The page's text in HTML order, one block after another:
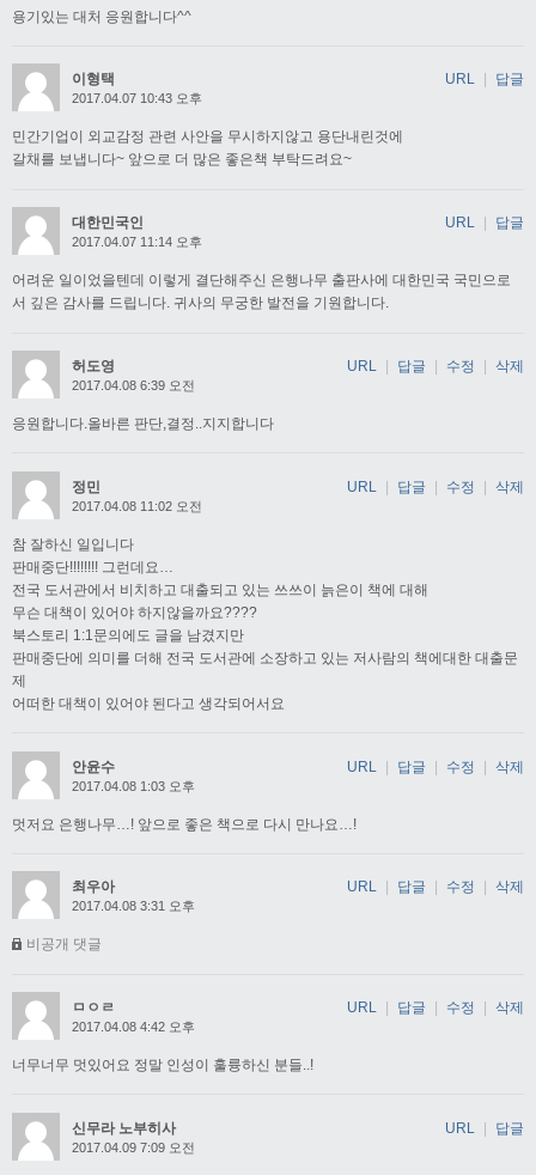
용기있는 대처 응원합니다^^
이형택
2017.04.07 10:43 오후
민간기업이 외교감정 관련 사안을 무시하지않고 용단내린것에
갈채를 보냅니다~ 앞으로 더 많은 좋은책 부탁드려요~
URL 답글
대한민국인
2017.04.07 11:14 오후
어려운 일이었을텐데 이렇게 결단해주신 은행나무 출판사에 대한민국 국민으로
서 깊은 감사를 드립니다. 귀사의 무궁한 발전을 기원합니다.
URL 답글
허도영
2017.04.08 6:39 오전
응원합니다.올바른 판단,결정..지지합니다
URL 답글 수정 삭제
정민
2017.04.08 11:02 오전
참 잘하신 일입니다
판매중단!!!!!!!! 그런데요…
전국 도서관에서 비치하고 대출되고 있는 쓰쓰이 늙은이 책에 대해
무슨 대책이 있어야 하지않을까요????
북스토리 1:1문의에도 글을 남겼지만
판매중단에 의미를 더해 전국 도서관에 소장하고 있는 저사람의 책에대한 대출문
제
어떠한 대책이 있어야 된다고 생각되어서요
URL | 답글 | 수정 | 삭제
안윤수
2017.04.08 1:03 오후
멋저요 은행나무…! 앞으로 좋은 책으로 다시 만나요…!
URL | 답글 | 수정 | 삭제
최우아
2017.04.08 3:31 오후
비공개 댓글
URL 답글 수정 삭제
ㅁㅇㄹ
2017.04.08 4:42 오후
너무너무 멋있어요 정말 인성이 훌륭하신 분들..!
URL 답글 수정 삭제
신무라 노부히사
2017.04.09 7:09 오전
URL | 답글